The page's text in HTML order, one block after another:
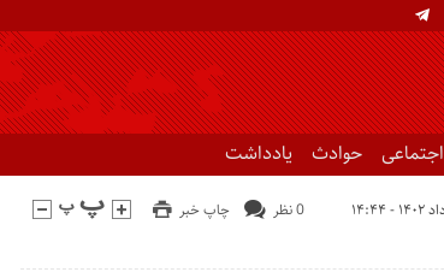
اجتماعی حوادث یادداشت
چاپ خبر
0 نظر